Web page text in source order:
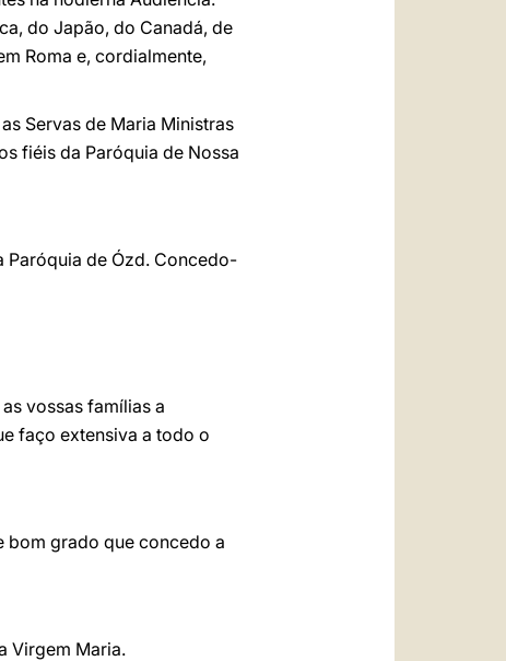
do Japão, do Canadá, de
Roma e, cordialmente,
Servas de Maria Ministras
fiéis da Paróquia de Nossa
Paróquia de Ózd. Concedo-
vossas famílias a
faço extensiva a todo o
bom grado que concedo a
Virgem Maria.